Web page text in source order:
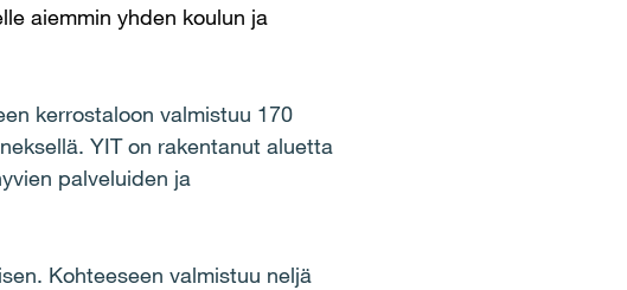
aiemmin yhden koulun ja
kerrostaloon valmistuu 170
YIT on rakentanut aluetta
palveluiden ja
Kohteeseen valmistuu neljä